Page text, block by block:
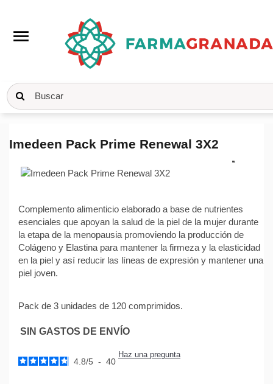
menu
Inicio Cosmética
Antiedad
Imedeen Pack Prime Renewal 3X2
Imedeen Pack Prime Renewal 3X2
Complemento alimenticio elaborado a base de nutrientes
esenciales que apoyan la salud de la piel de la mujer durante
la etapa de la menopausia promoviendo la producción de
Colágeno y Elastina para mantener la firmeza y la elasticidad
en la piel y así reducir las líneas de expresión y mantener una
piel joven.
Pack de 3 unidades de 120 comprimidos.
SIN GASTOS DE ENVÍO
4.8/5 - 40
Haz una pregunta